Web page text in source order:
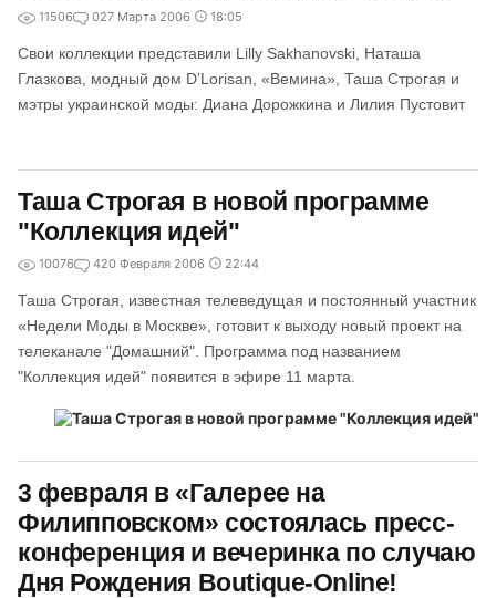
11506 027 Марта 2006 18:05
Свои коллекции представили Lilly Sakhanovski, Наташа
Глазкова, модный дом D’Lorisan, «Вемина», Таша Строгая и
мэтры украинской моды: Диана Дорожкина и Лилия Пустовит
Таша Строгая в новой программе
"Коллекция идей"
10076 420 Февраля 2006 22:44
Таша Строгая, известная телеведущая и постоянный участник
«Недели Моды в Москве», готовит к выходу новый проект на
телеканале "Домашний". Программа под названием
"Коллекция идей" появится в эфире 11 марта.
3 февраля в «Галерее на
Филипповском» состоялась пресс-
конференция и вечеринка по случаю
Дня Рождения Boutique-Online!